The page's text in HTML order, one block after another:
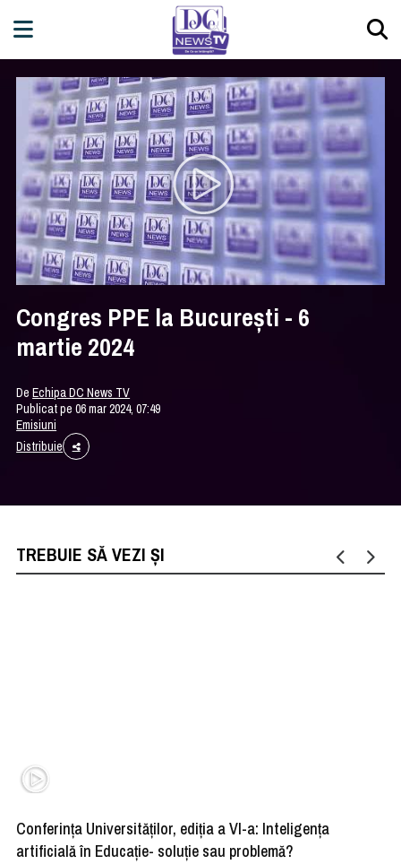
Congres PPE la București - 6
martie 2024
DeEchipa DC News TV
Publicat pe 06 mar 2024, 07:49
Emisiuni
Distribuie
TREBUIE SĂ VEZI ȘI
Conferința Universităților, ediția a VI-a: Inteligența
artificială în Educație- soluție sau problemă?